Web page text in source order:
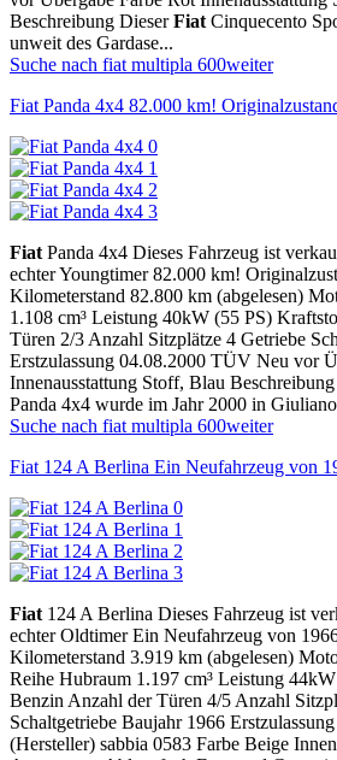
Beschreibung DieserFiat Cinquecento
unweit des Gardase...
Suche nach fiat multipla 600weiter
Fiat Panda 4x4 82.000 km!
Fiat Panda 4x4 Dieses Fahrzeug ist
echter Youngtimer 82.000 km!
Kilometerstand 82.800 km (abgelesen)
1.108 cm³ Leistung 40kW (55 PS)
Türen 2/3 Anzahl Sitzplätze 4 Getriebe
Erstzulassung 04.08.2000 TÜV Neu vor
Innenausstattung Stoff, Blau
Panda 4x4 wurde im Jahr 2000 in
Suche nach fiat multipla 600weiter
Fiat 124 A Berlina Ein Neufahrzeug von
Fiat 124 A Berlina Dieses Fahrzeug ist
echter Oldtimer Ein Neufahrzeug von
Kilometerstand 3.919 km (abgelesen)
Reihe Hubraum 1.197 cm³ Leistung
Benzin Anzahl der Türen 4/5 Anzahl
Schaltgetriebe Baujahr 1966
(Hersteller) sabbia 0583 Farbe Beige